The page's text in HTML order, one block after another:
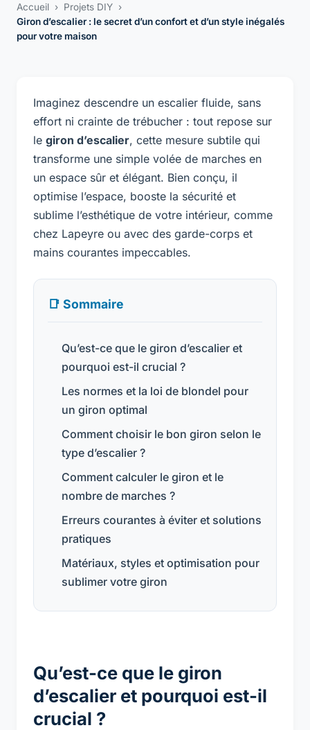
Accueil › Projets DIY ›
Giron d’escalier : le secret d’un confort et d’un style inégalés
pour votre maison
Imaginez descendre un escalier fluide, sans
effort ni crainte de trébucher : tout repose sur
le giron d’escalier, cette mesure subtile qui
transforme une simple volée de marches en
un espace sûr et élégant. Bien conçu, il
optimise l’espace, booste la sécurité et
sublime l’esthétique de votre intérieur, comme
chez Lapeyre ou avec des garde-corps et
mains courantes impeccables.
📑 Sommaire
Qu’est-ce que le giron d’escalier et
pourquoi est-il crucial ?
Les normes et la loi de blondel pour
un giron optimal
Comment choisir le bon giron selon le
type d’escalier ?
Comment calculer le giron et le
nombre de marches ?
Erreurs courantes à éviter et solutions
pratiques
Matériaux, styles et optimisation pour
sublimer votre giron
Qu’est-ce que le giron
d’escalier et pourquoi est-il
crucial ?